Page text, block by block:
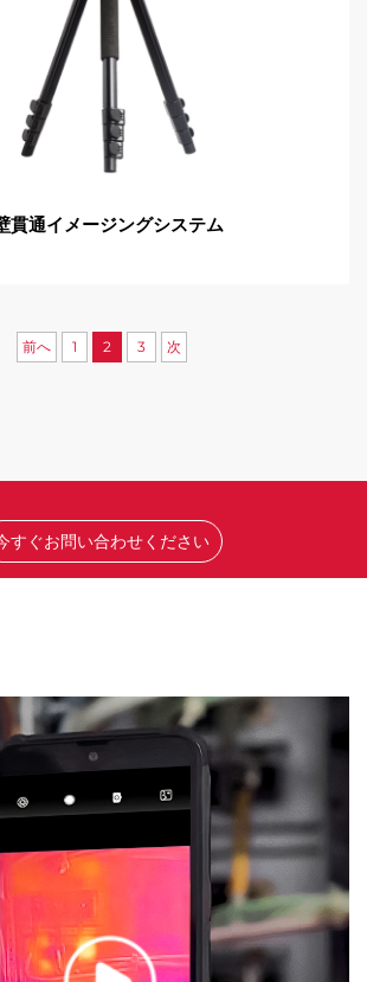
貫通イメージングシステム
前へ 1 2 3 次
すぐお問い合わせください